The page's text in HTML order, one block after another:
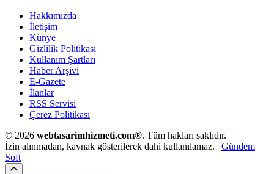
Hakkımızda
İletişim
Künye
Gizlilik Politikası
Kullanım Şartları
Haber Arşivi
E-Gazete
İlanlar
RSS Servisi
Çerez Politikası
© 2026 webtasarimhizmeti.com®. Tüm hakları saklıdır.
İzin alınmadan, kaynak gösterilerek dahi kullanılamaz. | Gündem
Soft